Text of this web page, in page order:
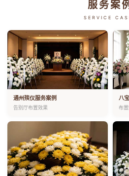
服务案
SERVICE
通州殡仪服务案例
告别厅布置效果
八
布